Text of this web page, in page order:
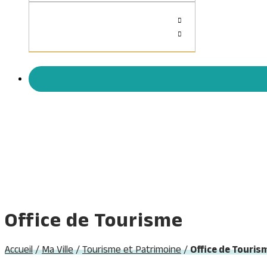
Office de Tourisme
Accueil/Ma Ville/Tourisme et Patrimoine/Office de